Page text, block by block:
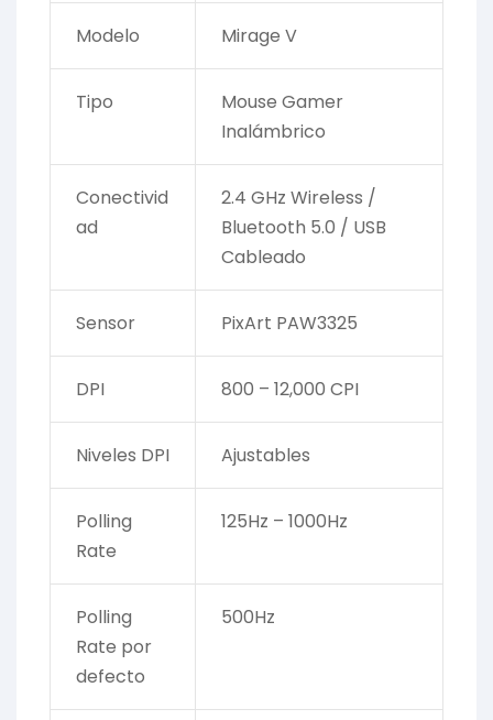
Modelo Mirage V
Tipo
Mouse Gamer
Inalámbrico
Conectivid
ad
2.4 GHz Wireless /
Bluetooth 5.0 / USB
Cableado
Sensor PixArt PAW3325
DPI 800 – 12,000 CPI
Niveles DPI Ajustables
Polling
Rate
125Hz – 1000Hz
Polling
Rate por
defecto
500Hz